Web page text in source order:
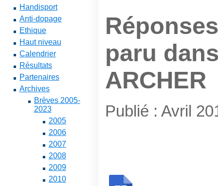
Handisport
Anti-dopage
Ethique
Haut niveau
Calendrier
Résultats
Partenaires
Archives
Brèves 2005-
2023
2005
2006
2007
2008
2009
2010
paru
ARCHER
Publié : Avril